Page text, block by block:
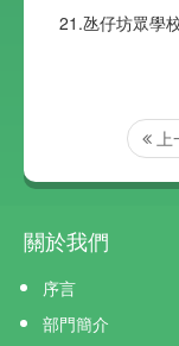
21.氹仔坊眾學
上
關於我們
序言
部門簡介